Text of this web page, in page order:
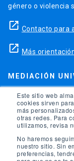
Este sitio web
cookies sirven
más
otras redes. Para
utilizamos, revisa
No haremos
nuestro sitio. Sin
preferencias,
género o violencia
launch Contacto para
launch Más
MEDIACIÓN
Teléfonos para
alguno de tus
phone (56)95504
phone (56)95504